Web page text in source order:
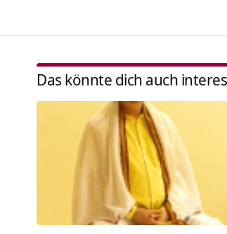
Das könnte dich auch